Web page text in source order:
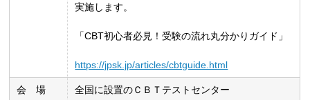
実施します。
「CBT初心者必見！受験の流れ丸分かりガイド」
https://jpsk.jp/articles/cbtguide.html
会 場 全国に設置のＣＢＴテストセンター